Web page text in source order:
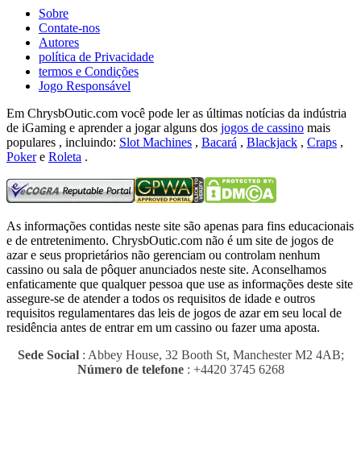
Sobre
Contate-nos
Autores
política de Privacidade
termos e Condições
Jogo Responsável
Em ChrysbOutic.com você pode ler as últimas notícias da indústria
de iGaming e aprender a jogar alguns dos jogos de cassino mais
populares , incluindo: Slot Machines , Bacará , Blackjack , Craps ,
Pokere Roleta .
As informações contidas neste site são apenas para fins educacionais
e de entretenimento. ChrysbOutic.com não é um site de jogos de
azar e seus proprietários não gerenciam ou controlam nenhum
cassino ou sala de pôquer anunciados neste site. Aconselhamos
enfaticamente que qualquer pessoa que use as informações deste site
assegure-se de atender a todos os requisitos de idade e outros
requisitos regulamentares das leis de jogos de azar em seu local de
residência antes de entrar em um cassino ou fazer uma aposta.
Sede Social: Abbey House, 32 Booth St, Manchester M2 4AB;
Número de telefone: +4420 3745 6268